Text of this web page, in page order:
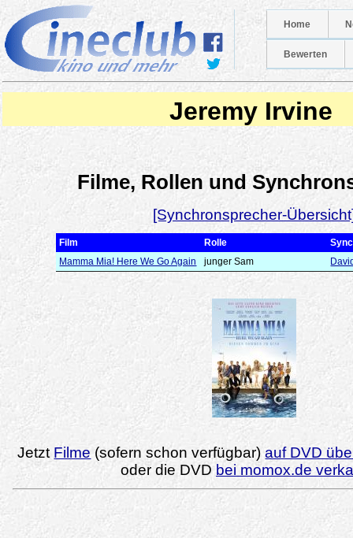
Home
Bewerten
Jeremy Irvine
Filme, Rollen und
[Synchronsprecher-
Film Rolle
Mamma Mia! Here We Go Again
junger Sam
Jetzt Filme (sofern schon verfügbar)auf DVD
oder die DVD bei momox.de